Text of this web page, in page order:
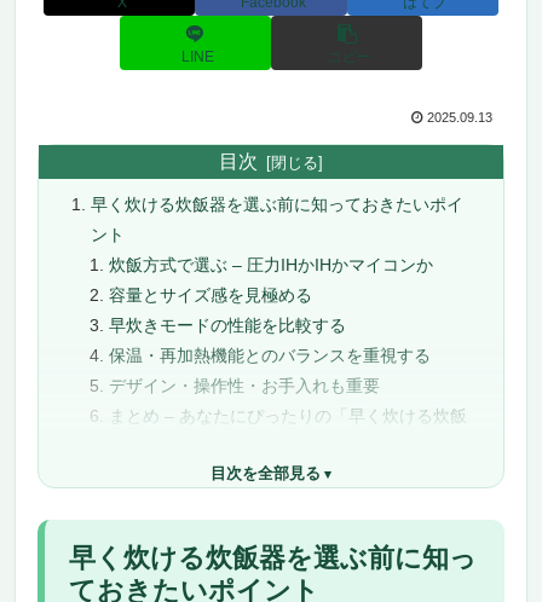
LINE コピー
2025.09.13
目次
早く炊ける炊飯器を選ぶ前に知っておきたいポイ
ント
炊飯方式で選ぶ – 圧力IHかIHかマイコンか
容量とサイズ感を見極める
早炊きモードの性能を比較する
保温・再加熱機能とのバランスを重視する
デザイン・操作性・お手入れも重要
まとめ – あなたにぴったりの「早く炊ける炊飯
日本で最も早く炊けるベスト炊飯器おすすめ21選
驚異のスピードと極上の味わいを両立す
る“炎舞炊き”
目次を全部見る
早く炊ける炊飯器を選ぶ前に知っ
ておきたいポイント